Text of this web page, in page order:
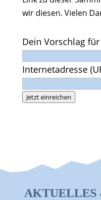
wir diesen. Vielen
Dein Vorschlag
Internetadresse
Jetzt einreichen
AKTUELLES